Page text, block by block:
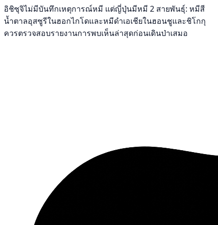
อิชิซุจิไม่มีบันทึกเหตุการณ์หมี แต่ญี่ปุ่นมีหมี 2 สายพันธุ์: หมีสี
น้ำตาลอุสซูรีในฮอกไกโดและหมีดำเอเชียในฮอนชูและชิโกกุ
ควรตรวจสอบรายงานการพบเห็นล่าสุดก่อนเดินป่าเสมอ